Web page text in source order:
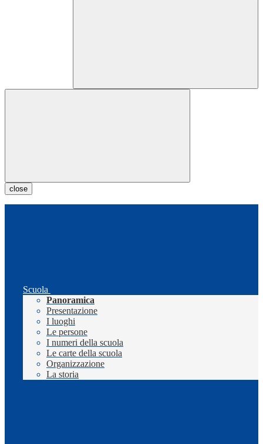
close
Scuola
Panoramica
Presentazione
I luoghi
Le persone
I numeri della scuola
Le carte della scuola
Organizzazione
La storia